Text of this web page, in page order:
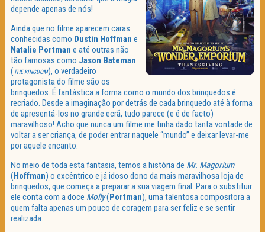
depende apenas de nós!
Ainda que no filme aparecem caras
conhecidas como Dustin Hoffman e
Natalie Portman e até outras não
tão famosas como Jason Bateman
( THE KINGDOM), o verdadeiro
protagonista do filme são os
brinquedos. É fantástica a forma como o mundo dos brinquedos é
recriado. Desde a imaginação por detrás de cada brinquedo até à forma
de apresentá-los no grande ecrã, tudo parece (e é de facto)
maravilhoso! Acho que nunca um filme me tinha dado tanta vontade de
voltar a ser criança, de poder entrar naquele “mundo” e deixar levar-me
por aquele encanto.
No meio de toda esta fantasia, temos a história de Mr. Magorium
(Hoffman) o excêntrico e já idoso dono da mais maravilhosa loja de
brinquedos, que começa a preparar a sua viagem final. Para o substituir
ele conta com a doce Molly(Portman), uma talentosa compositora a
quem falta apenas um pouco de coragem para ser feliz e se sentir
realizada.